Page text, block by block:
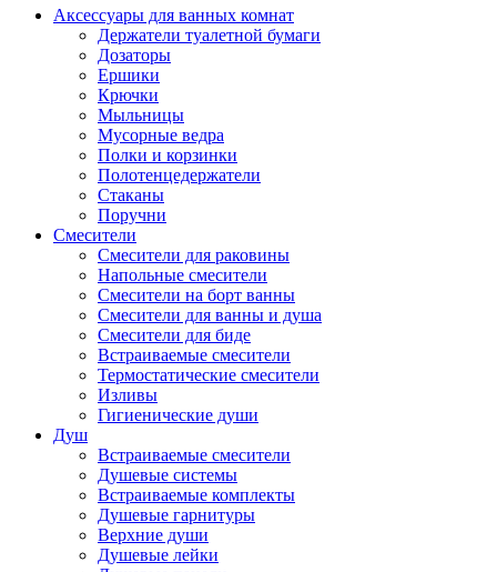
Аксессуары для ванных комнат
Держатели туалетной бумаги
Дозаторы
Ершики
Крючки
Мыльницы
Мусорные ведра
Полки и корзинки
Полотенцедержатели
Стаканы
Поручни
Смесители
Смесители для раковины
Напольные смесители
Смесители на борт ванны
Смесители для ванны и душа
Смесители для биде
Встраиваемые смесители
Термостатические смесители
Изливы
Гигиенические души
Душ
Встраиваемые смесители
Душевые системы
Встраиваемые комплекты
Душевые гарнитуры
Верхние души
Душевые лейки